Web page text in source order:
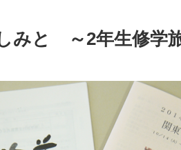
みと ～2年生修学